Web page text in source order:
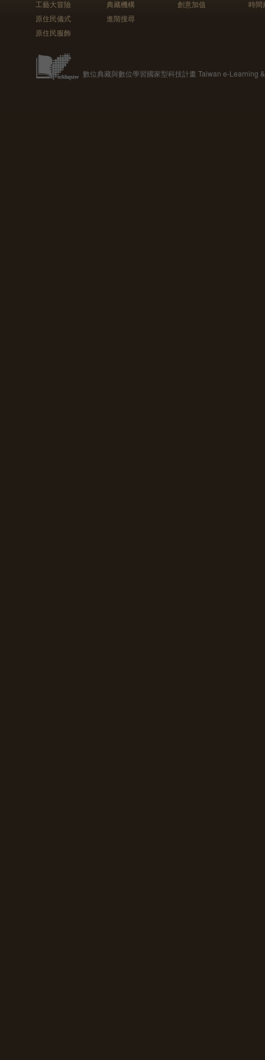
工藝大冒險
原住民儀式
原住民服飾
典藏機構
進階搜尋
創意加值 時間
數位典藏與數位學習國家型科技計畫 Taiwan e-Learning